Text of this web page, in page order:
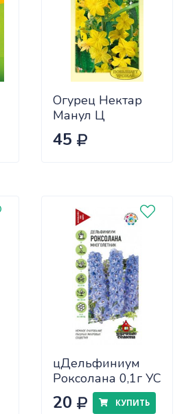
Огурец Нектар
Манул Ц
45
цДельфиниум
Роксолана 0,1г УС
20 КУПИТЬ